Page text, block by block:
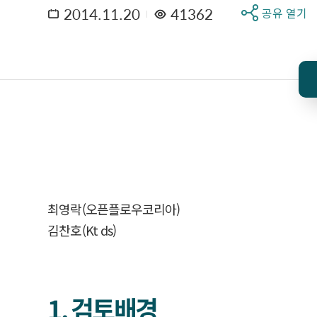
2014.11.20 41362 공유 열기
최영락(오픈플로우코리아)
김찬호(Kt ds)
1. 검토배경